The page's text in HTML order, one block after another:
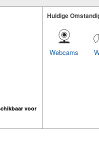
voor
Huidige
Webcams